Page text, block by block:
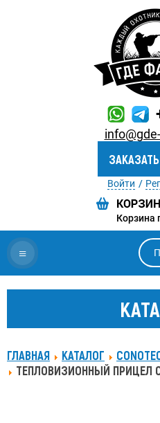
Войти
Корзина
≡
ГЛАВНАЯ КАТАЛОГ
ТЕПЛОВИЗИОННЫЙ ПРИЦЕЛ